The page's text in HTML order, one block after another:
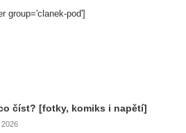
group='clanek-pod']
číst? [fotky, komiks i napětí]
2026